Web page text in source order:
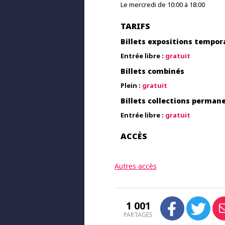
Le mercredi de 10:00 à 18:00
TARIFS
Billets expositions
Entrée libre : gratuit
Billets combinés
Plein : gratuit
Billets collections
Entrée libre : gratuit
ACCÈS
Autres accès
1 001
PARTAGES